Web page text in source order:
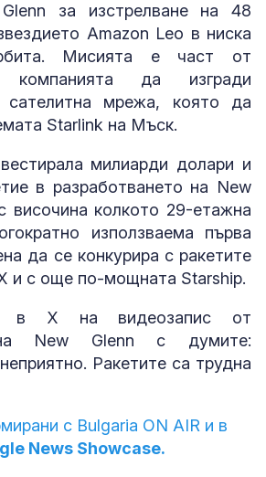
за изстрелване на 48
Amazon Leo в ниска
Мисията е част от
да изгради
сателитна мрежа, която да
Starlink на Мъск.
милиарди долари и
в разработването на New
височина колкото 29-етажна
използваема първа
да се конкурира с ракетите
и с още по-мощната Starship.
в X на видеозапис от
на New Glenn с думите:
Ракетите са трудна
с Bulgaria ON AIR и в
News Showcase.